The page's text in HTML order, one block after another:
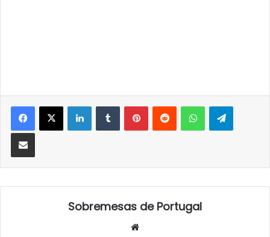
LinkedInTumblrPinterestReddit WhatsApp
Partilhar Via Email
Sobremesas de Portugal